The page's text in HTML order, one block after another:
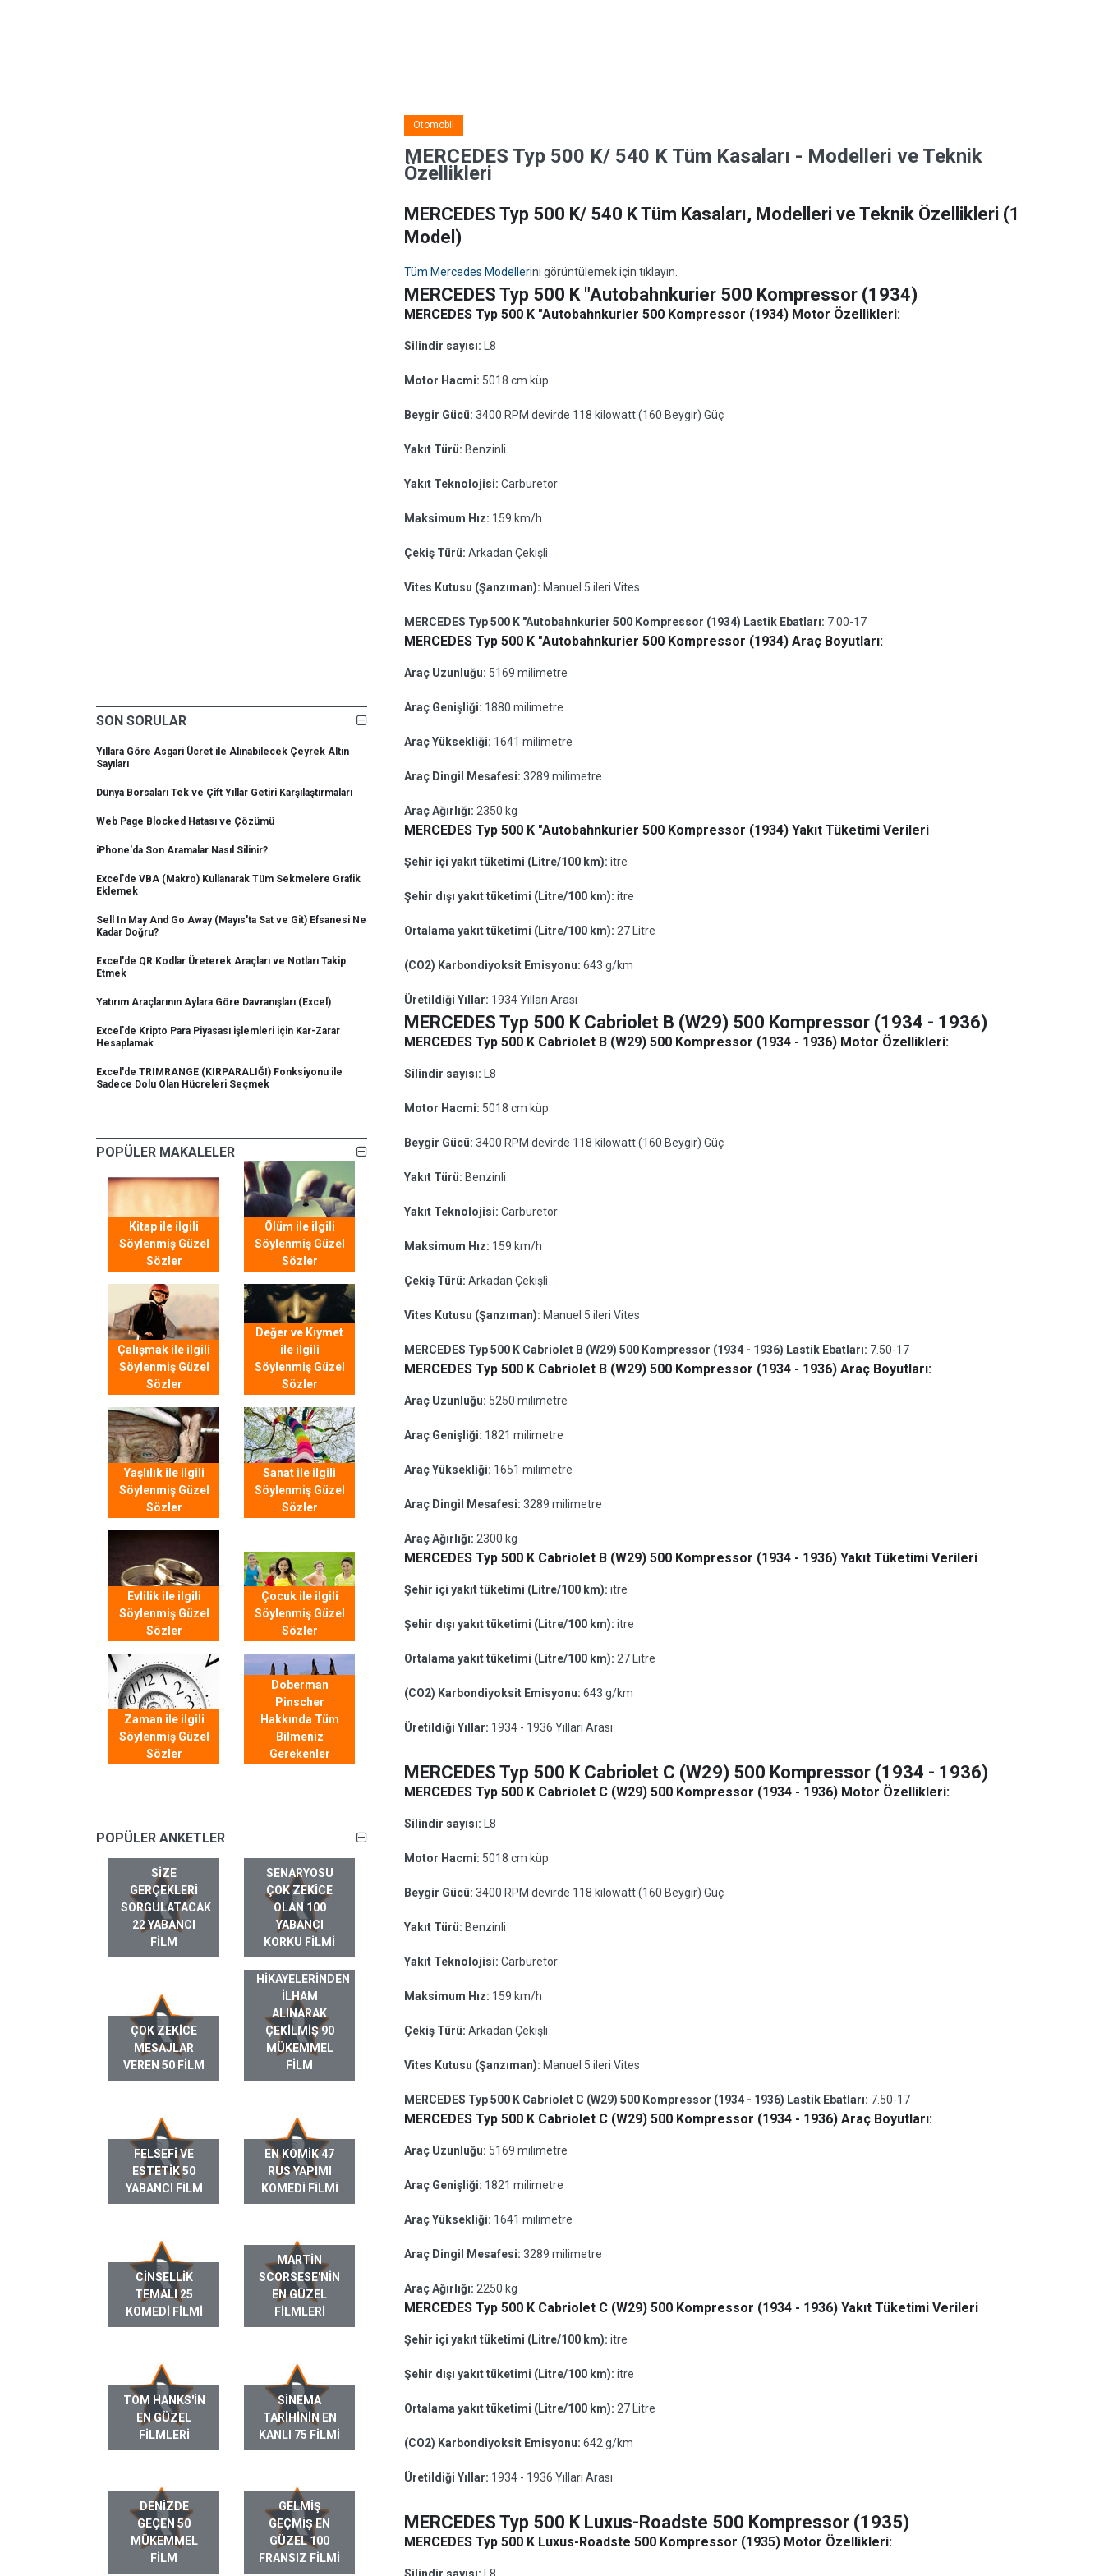
SON SORULAR
Yıllara Göre Asgari Ücret ile Alınabilecek Çeyrek Altın
Sayıları
Dünya Borsaları Tek ve Çift Yıllar Getiri Karşılaştırmaları
Web Page Blocked Hatası ve Çözümü
iPhone'da Son Aramalar Nasıl Silinir?
Excel'de VBA (Makro) Kullanarak Tüm Sekmelere Grafik
Eklemek
Sell In May And Go Away (Mayıs'ta Sat ve Git) Efsanesi Ne
Kadar Doğru?
Excel'de QR Kodlar Üreterek Araçları ve Notları Takip
Etmek
Yatırım Araçlarının Aylara Göre Davranışları (Excel)
Excel'de Kripto Para Piyasası işlemleri için Kar-Zarar
Hesaplamak
Excel'de TRIMRANGE (KIRPARALIĞI) Fonksiyonu ile
Sadece Dolu Olan Hücreleri Seçmek
POPÜLER MAKALELER
Kitap ile ilgili
Söylenmiş Güzel
Sözler
Ölüm ile ilgili
Söylenmiş Güzel
Sözler
Çalışmak ile ilgili
Söylenmiş Güzel
Sözler
Değer ve Kıymet
ile ilgili
Söylenmiş Güzel
Sözler
Yaşlılık ile ilgili
Söylenmiş Güzel
Sözler
Sanat ile ilgili
Söylenmiş Güzel
Sözler
Evlilik ile ilgili
Söylenmiş Güzel
Sözler
Çocuk ile ilgili
Söylenmiş Güzel
Sözler
Zaman ile ilgili
Söylenmiş Güzel
Sözler
Doberman
Pinscher
Hakkında Tüm
Bilmeniz
Gerekenler
POPÜLER ANKETLER
SIZE
GERÇEKLERI
SORGULATACAK
22 YABANCI
FILM
SENARYOSU
ÇOK ZEKICE
OLAN 100
YABANCI
KORKU FILMI
ÇOK ZEKICE
MESAJLAR
VEREN 50 FILM
GERÇEK HAYAT
HIKAYELERINDEN
ILHAM
ALINARAK
ÇEKILMIŞ 90
MÜKEMMEL
FILM
FELSEFI VE
ESTETIK 50
YABANCI FILM
EN KOMIK 47
RUS YAPIMI
KOMEDI FILMI
CINSELLIK
TEMALI 25
KOMEDI FILMI
MARTIN
SCORSESE'NIN
EN GÜZEL
FILMLERI
TOM HANKS'IN
EN GÜZEL
FILMLERI
SINEMA
TARIHININ EN
KANLI 75 FILMI
DENIZDE
GEÇEN 50
MÜKEMMEL
FILM
GELMIŞ
GEÇMIŞ EN
GÜZEL 100
FRANSIZ FILMI
Otomobil
MERCEDES Typ 500 K/ 540 K Tüm Kasaları - Modelleri ve Teknik
Özellikleri
MERCEDES Typ 500 K/ 540 K Tüm Kasaları, Modelleri ve Teknik Özellikleri (1
Model)
Tüm Mercedes Modellerini görüntülemek için tıklayın.
MERCEDES Typ 500 K "Autobahnkurier 500 Kompressor (1934)
MERCEDES Typ 500 K "Autobahnkurier 500 Kompressor (1934) Motor Özellikleri:
Silindir sayısı: L8
Motor Hacmi: 5018 cm küp
Beygir Gücü: 3400 RPM devirde 118 kilowatt (160 Beygir) Güç
Yakıt Türü: Benzinli
Yakıt Teknolojisi: Carburetor
Maksimum Hız: 159 km/h
Çekiş Türü: Arkadan Çekişli
Vites Kutusu (Şanzıman): Manuel 5 ileri Vites
MERCEDES Typ 500 K "Autobahnkurier 500 Kompressor (1934) Lastik Ebatları: 7.00-17
MERCEDES Typ 500 K "Autobahnkurier 500 Kompressor (1934) Araç Boyutları:
Araç Uzunluğu: 5169 milimetre
Araç Genişliği: 1880 milimetre
Araç Yüksekliği: 1641 milimetre
Araç Dingil Mesafesi: 3289 milimetre
Araç Ağırlığı: 2350 kg
MERCEDES Typ 500 K "Autobahnkurier 500 Kompressor (1934) Yakıt Tüketimi Verileri
Şehir içi yakıt tüketimi (Litre/100 km): itre
Şehir dışı yakıt tüketimi (Litre/100 km): itre
Ortalama yakıt tüketimi (Litre/100 km): 27 Litre
(CO2) Karbondiyoksit Emisyonu: 643 g/km
Üretildiği Yıllar: 1934 Yılları Arası
MERCEDES Typ 500 K Cabriolet B (W29) 500 Kompressor (1934 - 1936)
MERCEDES Typ 500 K Cabriolet B (W29) 500 Kompressor (1934 - 1936) Motor Özellikleri:
Silindir sayısı: L8
Motor Hacmi: 5018 cm küp
Beygir Gücü: 3400 RPM devirde 118 kilowatt (160 Beygir) Güç
Yakıt Türü: Benzinli
Yakıt Teknolojisi: Carburetor
Maksimum Hız: 159 km/h
Çekiş Türü: Arkadan Çekişli
Vites Kutusu (Şanzıman): Manuel 5 ileri Vites
MERCEDES Typ 500 K Cabriolet B (W29) 500 Kompressor (1934 - 1936) Lastik Ebatları: 7.50-17
MERCEDES Typ 500 K Cabriolet B (W29) 500 Kompressor (1934 - 1936) Araç Boyutları:
Araç Uzunluğu: 5250 milimetre
Araç Genişliği: 1821 milimetre
Araç Yüksekliği: 1651 milimetre
Araç Dingil Mesafesi: 3289 milimetre
Araç Ağırlığı: 2300 kg
MERCEDES Typ 500 K Cabriolet B (W29) 500 Kompressor (1934 - 1936) Yakıt Tüketimi Verileri
Şehir içi yakıt tüketimi (Litre/100 km): itre
Şehir dışı yakıt tüketimi (Litre/100 km): itre
Ortalama yakıt tüketimi (Litre/100 km): 27 Litre
(CO2) Karbondiyoksit Emisyonu: 643 g/km
Üretildiği Yıllar: 1934 - 1936 Yılları Arası
MERCEDES Typ 500 K Cabriolet C (W29) 500 Kompressor (1934 - 1936)
MERCEDES Typ 500 K Cabriolet C (W29) 500 Kompressor (1934 - 1936) Motor Özellikleri:
Silindir sayısı: L8
Motor Hacmi: 5018 cm küp
Beygir Gücü: 3400 RPM devirde 118 kilowatt (160 Beygir) Güç
Yakıt Türü: Benzinli
Yakıt Teknolojisi: Carburetor
Maksimum Hız: 159 km/h
Çekiş Türü: Arkadan Çekişli
Vites Kutusu (Şanzıman): Manuel 5 ileri Vites
MERCEDES Typ 500 K Cabriolet C (W29) 500 Kompressor (1934 - 1936) Lastik Ebatları: 7.50-17
MERCEDES Typ 500 K Cabriolet C (W29) 500 Kompressor (1934 - 1936) Araç Boyutları:
Araç Uzunluğu: 5169 milimetre
Araç Genişliği: 1821 milimetre
Araç Yüksekliği: 1641 milimetre
Araç Dingil Mesafesi: 3289 milimetre
Araç Ağırlığı: 2250 kg
MERCEDES Typ 500 K Cabriolet C (W29) 500 Kompressor (1934 - 1936) Yakıt Tüketimi Verileri
Şehir içi yakıt tüketimi (Litre/100 km): itre
Şehir dışı yakıt tüketimi (Litre/100 km): itre
Ortalama yakıt tüketimi (Litre/100 km): 27 Litre
(CO2) Karbondiyoksit Emisyonu: 642 g/km
Üretildiği Yıllar: 1934 - 1936 Yılları Arası
MERCEDES Typ 500 K Luxus-Roadste 500 Kompressor (1935)
MERCEDES Typ 500 K Luxus-Roadste 500 Kompressor (1935) Motor Özellikleri: